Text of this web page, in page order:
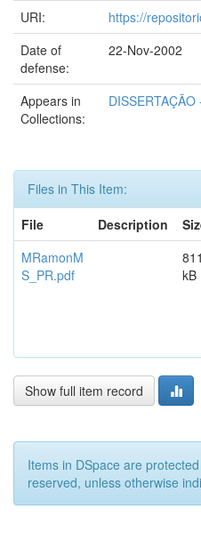
URI:
https://
Date of
defense:
22-Nov-2002
Appears in
Collections:
Files in This Item:
File
Description
MRamonM
S_PR.pdf
kB
Show full item record
Items in DSpace are
reserved, unless otherwise